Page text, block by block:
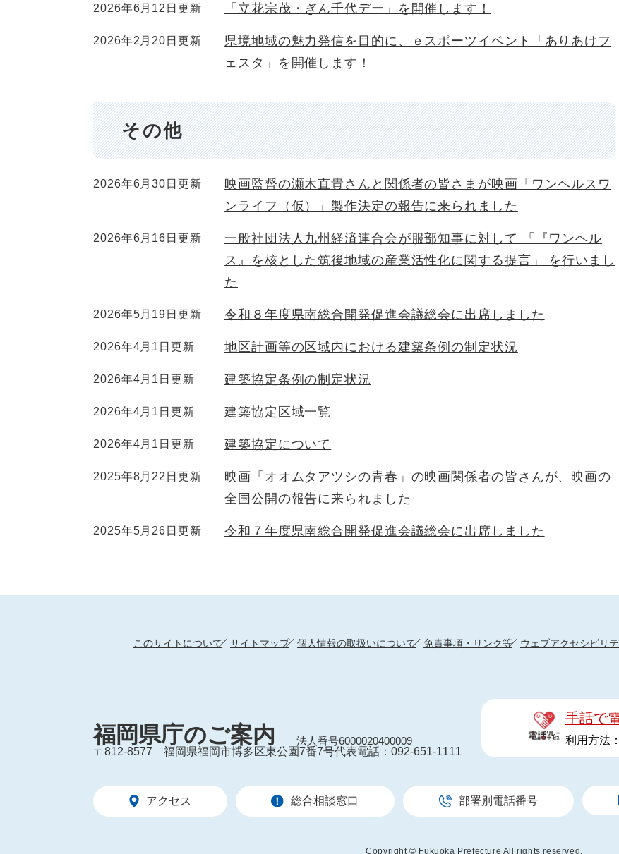
2026年6月12日更新 「立花宗茂・ぎん千代デー」を開催します！
2026年2月20日更新
県境地域の魅力発信を目的に、ｅスポーツイベント「ありあけフ
ェスタ」を開催します！
その他
2026年6月30日更新
映画監督の瀬木直貴さんと関係者の皆さまが映画「ワンヘルスワ
ンライフ（仮）」製作決定の報告に来られました
2026年6月16日更新
一般社団法人九州経済連合会が服部知事に対して 「『ワンヘル
ス』を核とした筑後地域の産業活性化に関する提言」 を行いまし
た
2026年5月19日更新 令和８年度県南総合開発促進会議総会に出席しました
2026年4月1日更新 地区計画等の区域内における建築条例の制定状況
2026年4月1日更新 建築協定条例の制定状況
2026年4月1日更新 建築協定区域一覧
2026年4月1日更新 建築協定について
2025年8月22日更新
映画「オオムタアツシの青春」の映画関係者の皆さんが、映画の
全国公開の報告に来られました
2025年5月26日更新 令和７年度県南総合開発促進会議総会に出席しました
このサイトについて サイトマップ 個人情報の取扱いについて 免責事項・リンク等 ウェブアクセシビリテ
福岡県庁のご案内
法人番号6000020400009
〒812-8577
福岡県福岡市博多区東公園7番7号代表電話：092-651-1111
手話で
利用方法：
アクセス 総合相談窓口 部署別電話番号
Copyright © Fukuoka Prefecture All rights reserved.